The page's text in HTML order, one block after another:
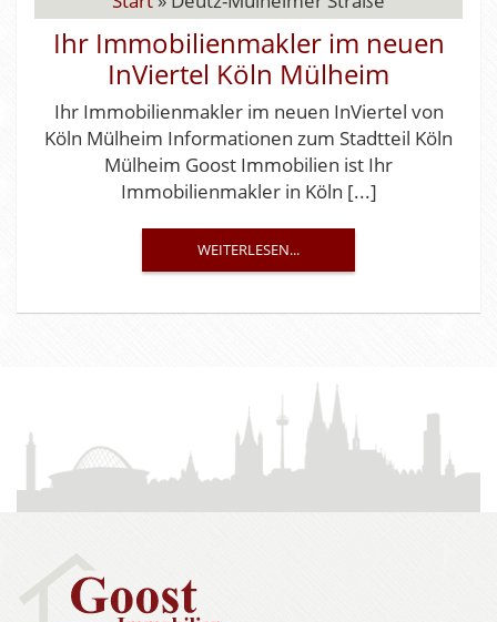
Ihr Immobilienmakler im neuen
InViertel Köln Mülheim
Ihr Immobilienmakler im neuen InViertel von
Köln Mülheim Informationen zum Stadtteil Köln
Mülheim Goost Immobilien ist Ihr
Immobilienmakler in Köln [...]
WEITERLESEN...